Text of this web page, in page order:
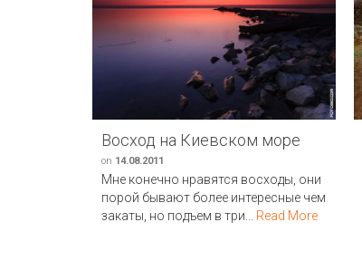
Восход на Киевском море
on 14.08.2011
Мне конечно нравятся восходы, они
порой бывают более интересные чем
закаты, но подъем в три... Read More